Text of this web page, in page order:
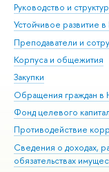
Руководство и
Устойчивое развитие
Преподаватели и
Корпуса и общежития
Закупки
Обращения граждан
Фонд целевого
Противодействие
Сведения о доходах,
обязательствах